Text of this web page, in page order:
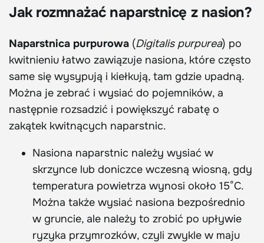
Jak rozmnażać naparstnicę z nasion?
Naparstnica purpurowa (Digitalis purpurea) po
kwitnieniu łatwo zawiązuje nasiona, które często
same się wysypują i kiełkują, tam gdzie upadną.
Można je zebrać i wysiać do pojemników, a
następnie rozsadzić i powiększyć rabatę o
zakątek kwitnących naparstnic.
Nasiona naparstnic należy wysiać w
skrzynce lub doniczce wczesną wiosną, gdy
temperatura powietrza wynosi około 15°C.
Można także wysiać nasiona bezpośrednio
w gruncie, ale należy to zrobić po upływie
ryzyka przymrozków, czyli zwykle w maju